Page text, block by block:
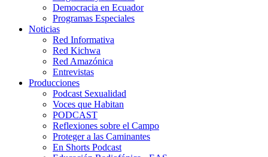
Democracia en Ecuador
Programas Especiales
Noticias
Red Informativa
Red Kichwa
Red Amazónica
Entrevistas
Producciones
Podcast Sexualidad
Voces que Habitan
PODCAST
Reflexiones sobre el Campo
Proteger a las Caminantes
En Shorts Podcast